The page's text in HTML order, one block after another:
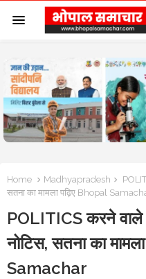
Home Madhyapradesh
सतना का मामला पढ़िए Bhopal
POLITICS करने वाले
नोटिस, सतना का
Samachar